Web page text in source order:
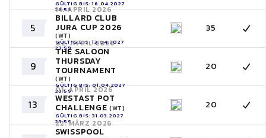
GÜLTIG BIS: 16.04.2027
23:59
5
14. APRIL 2026
BILLARD CLUB
JURA CUP 2026
(WT)
GÜLTIG BIS: 13.04.2027
23:59
35
9
02. APRIL 2026
THE SALOON
THURSDAY
TOURNAMENT
(WT)
GÜLTIG BIS: 01.04.2027
23:59
20
13
01. APRIL 2026
WESTAST POT
CHALLENGE (WT)
GÜLTIG BIS: 31.03.2027
23:59
20
22. MÄRZ 2026
SWISSPOOL